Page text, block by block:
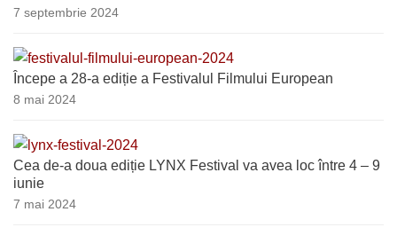
7 septembrie 2024
Începe a 28-a ediție a Festivalul Filmului European
8 mai 2024
Cea de-a doua ediție LYNX Festival va avea loc între 4 – 9
iunie
7 mai 2024